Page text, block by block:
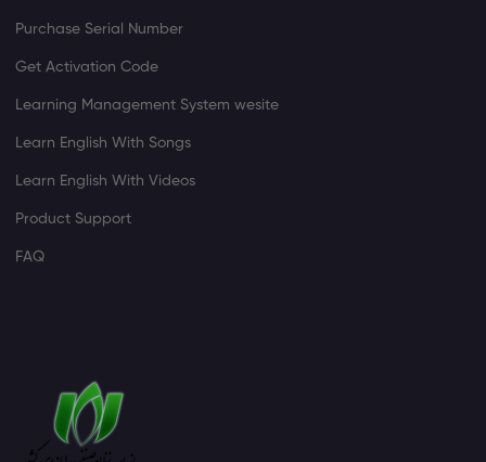
Purchase Serial Number
Get Activation Code
Learning Management System wesite
Learn English With Songs
Learn English With Videos
Product Support
FAQ